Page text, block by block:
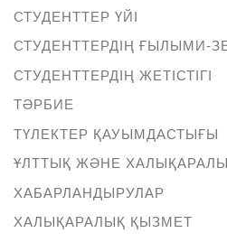
СТУДЕНТТЕР ҮЙІ
СТУДЕНТТЕРДІҢ ҒЫЛЫМИ-
СТУДЕНТТЕРДІҢ ЖЕТІСТІГІ
ТӘРБИЕ
ТҮЛЕКТЕР ҚАУЫМДАСТЫҒЫ
ҰЛТТЫҚ ЖӘНЕ
ХАБАРЛАНДЫРУЛАР
ХАЛЫҚАРАЛЫҚ ҚЫЗМЕТ